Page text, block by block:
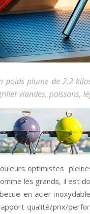
plume de 2,2
viandes, poissons,
optimistes
les grands, il est
en acier
qualité/prix/